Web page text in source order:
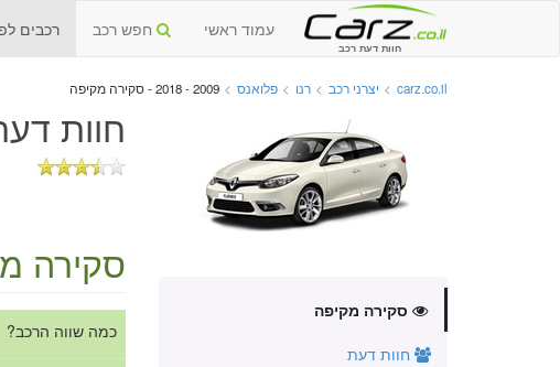
חוות דעת רכב
עמוד ראשי חפש רכב רכבים
carz.co.il
> יצרני רכב > רנו > פלואנס > 2009 - 2018 - סקירה מקיפה
חוות
סקירה מקיפה
חוות דעת
סקירה
כמה שווה הרכב?